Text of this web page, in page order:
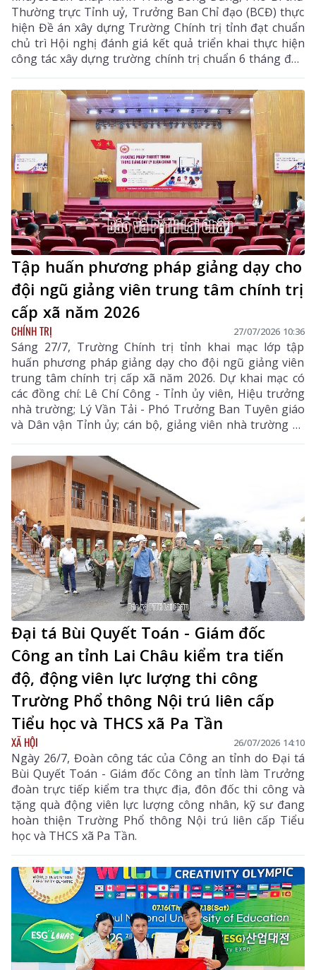
Thường trực Tỉnh uỷ, Trưởng Ban Chỉ đạo (BCĐ) thực
hiện Đề án xây dựng Trường Chính trị tỉnh đạt chuẩn
chủ trì Hội nghị đánh giá kết quả triển khai thực hiện
công tác xây dựng trường chính trị chuẩn 6 tháng đầu
năm, nhiệm vụ trọng tâm những tháng cuối năm 2026.
Tập huấn phương pháp giảng dạy cho
đội ngũ giảng viên trung tâm chính trị
cấp xã năm 2026
CHÍNH TRỊ 27/07/2026 10:36
Sáng 27/7, Trường Chính trị tỉnh khai mạc lớp tập
huấn phương pháp giảng dạy cho đội ngũ giảng viên
trung tâm chính trị cấp xã năm 2026. Dự khai mạc có
các đồng chí: Lê Chí Công - Tỉnh ủy viên, Hiệu trưởng
nhà trường; Lý Vần Tải - Phó Trưởng Ban Tuyên giáo
và Dân vận Tỉnh ủy; cán bộ, giảng viên nhà trường và
46 học viên tham lớp tập huấn.
Đại tá Bùi Quyết Toán - Giám đốc
Công an tỉnh Lai Châu kiểm tra tiến
độ, động viên lực lượng thi công
Trường Phổ thông Nội trú liên cấp
Tiểu học và THCS xã Pa Tần
XÃ HỘI 26/07/2026 14:10
Ngày 26/7, Đoàn công tác của Công an tỉnh do Đại tá
Bùi Quyết Toán - Giám đốc Công an tỉnh làm Trưởng
đoàn trực tiếp kiểm tra thực địa, đôn đốc thi công và
tặng quà động viên lực lượng công nhân, kỹ sư đang
hoàn thiện Trường Phổ thông Nội trú liên cấp Tiểu
học và THCS xã Pa Tần.